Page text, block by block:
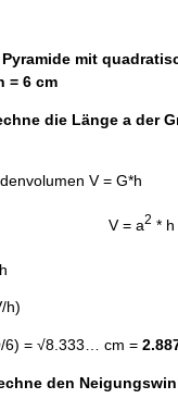
mit
= 6 cm
die Länge a der
V =
= a2 *
h)
6) = √8.333… cm =
den